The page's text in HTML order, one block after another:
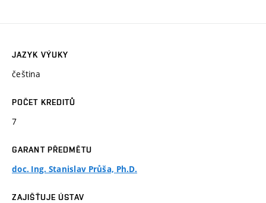
JAZYK VÝUKY
čeština
POČET KREDITŮ
7
GARANT PŘEDMĚTU
doc. Ing. Stanislav Průša, Ph.D.
ZAJIŠŤUJE ÚSTAV